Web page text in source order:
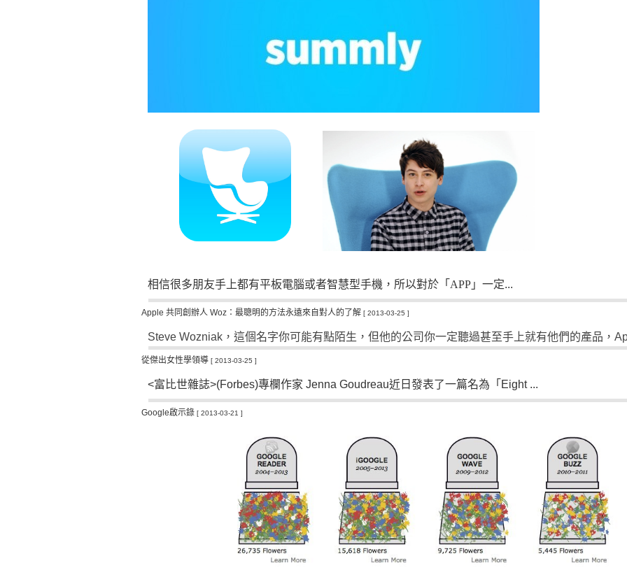
相信很多朋友手上都有平板電腦或者智慧型手機，所以對於 「APP 」一定...
Apple 共同創辦人 Woz：最聰明的方法永遠來自對人的了解 [ 2013-03-25 ]
Steve Wozniak ，這個名字你可能有點陌生，但他的公司你一定聽過甚至手上就有他們的產品，
從傑出女性學領導 [ 2013-03-25 ]
<富比世雜誌>(Forbes)專欄作家 Jenna Goudreau近日發表了一篇名為 「 Eight ...
Google啟示錄 [ 2013-03-21 ]